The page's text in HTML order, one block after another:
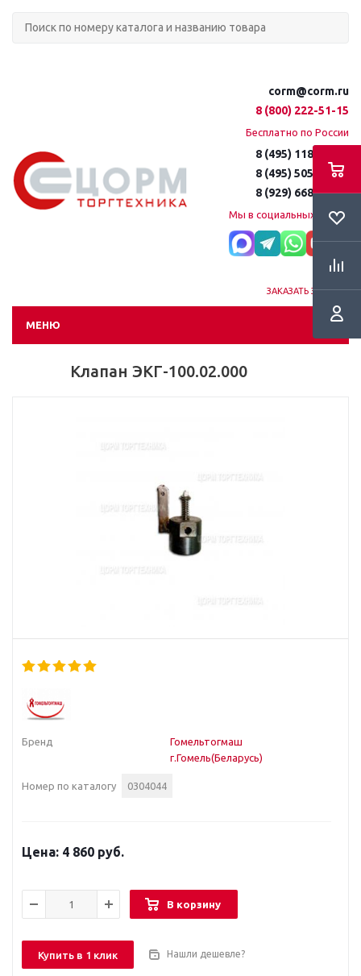
corm@corm.ru
8 (800) 222-51-15
Бесплатно по России
8 (495) 118-61-16
8 (495) 505-51-15
8 (929) 668-95-35
Мы в социальных сетях:
ЗАКАЗАТЬ ЗВОНОК
МЕНЮ
Клапан ЭКГ-100.02.000
Бренд
Гомельтогмаш
г.Гомель(Беларусь)
Номер по каталогу 0304044
4 860 руб.
В корзину
Купить в 1 клик Нашли дешевле?